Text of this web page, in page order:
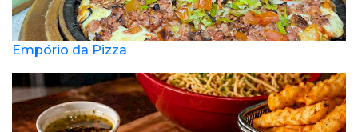
Empório da Pizza